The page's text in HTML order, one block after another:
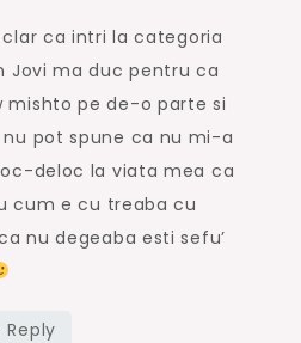
clar ca intri la categoria
Jovi ma duc pentru ca
mishto pe de-o parte si
pot spune ca nu mi-a
deloc la viata mea ca
cum e cu treaba cu
nu degeaba esti sefu’